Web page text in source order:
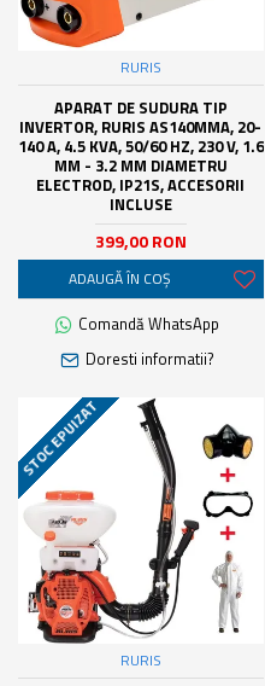
RURIS
APARAT DE SUDURA TIP
INVERTOR, RURIS AS140MMA, 20-
140 A, 4.5 KVA, 50/60 HZ, 230 V, 1.6
MM - 3.2 MM DIAMETRU
ELECTROD, IP21S, ACCESORII
INCLUSE
399,00 RON
ADAUGĂ ÎN COŞ
Comandă WhatsApp
Doresti informatii?
STOC EPUIZAT
RURIS